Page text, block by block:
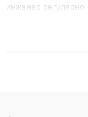
инженер
восстанавливать